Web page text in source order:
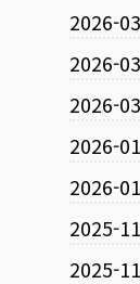
2026-
2026-
2026-
2026-
2026-
2025-
2025-